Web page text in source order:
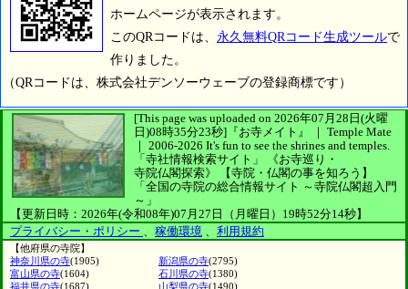
ホームページが表示されます。
このQRコードは、 永久無料QRコード生成ツールで
作りました。
（QRコードは、株式会社デンソーウェーブの登録商標です）
[This page was uploaded on 2026年07月28日(火曜
日)08時35分23秒] 『お寺メイト』 ｜ Temple Mate
｜ 2006-2026 It's fun to see the shrines and temples.
「寺社情報検索サイト」
《お寺巡り・
寺院仏閣探索》
【寺院・仏閣の事を知ろう】
「全国の寺院の総合情報サイト ～寺院仏閣超入門
～」
【更新日時：2026年(令和08年)07月27日（月曜日）19時52分14秒】
プライバシー・ポリシー 、 稼働環境 、 利用規約
【他府県の寺院】
神奈川県の寺(1905) 新潟県の寺(2795)
富山県の寺(1604) 石川県の寺(1380)
福井県の寺(1687) 山梨県の寺(1490)